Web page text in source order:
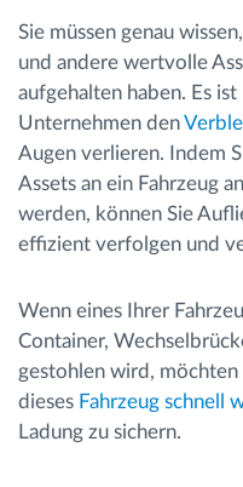
Sie müssen genau
und andere wertvolle
aufgehalten haben. Es
Unternehmen den
Augen verlieren. Indem
Assets an ein Fahrzeug
werden, können Sie
effizient verfolgen und
Wenn eines Ihrer
Container,
gestohlen wird, möchten
dieses Fahrzeug schnell
Ladung zu sichern.